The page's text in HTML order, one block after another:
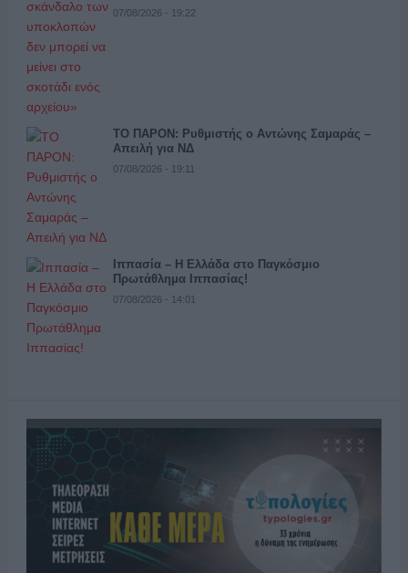
07/08/2026 - 19:22
ΤΟ ΠΑΡΟΝ: Ρυθμιστής ο Αντώνης Σαμαράς –
Απειλή για ΝΔ
07/08/2026 - 19:11
Ιππασία – Η Ελλάδα στο Παγκόσμιο
Πρωτάθλημα Ιππασίας!
07/08/2026 - 14:01